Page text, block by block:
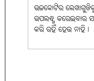
ଉଚ୍ଚକୋଟିର
ଉପଲବ୍ଧ୍ କରେଇବାର
କରି ରହି ହେଉ ନାହି।